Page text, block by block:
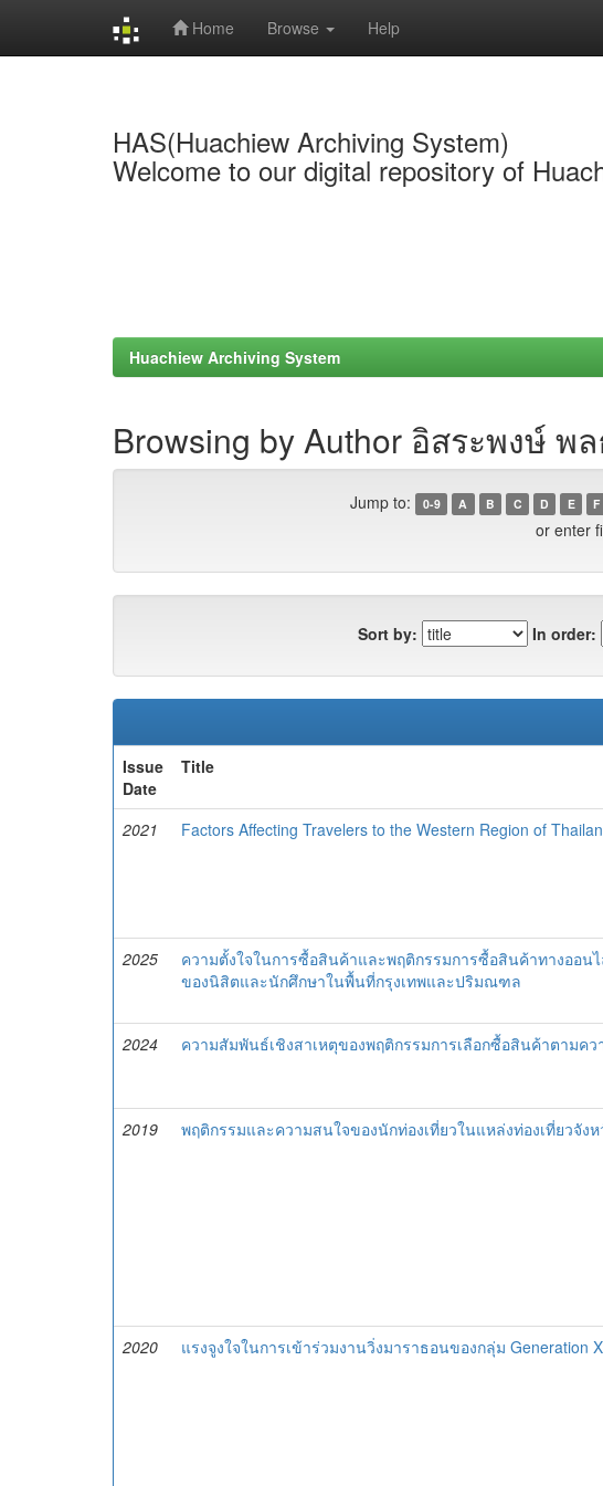
Home Browse Help
HAS(Huachiew Archiving System)
Welcome to our digital repository of
Huachiew Archiving System
Browsing by Author อิสระพงษ์ พ
Jump to: 0-9 A B C D E F
or enter
Sort by: In order:
Issue
Date
Title
2021 Factors Affecting Travelers to the Western Region of
2025
ความตั้งใจในการซื้อสินค้าและพฤติกรรมการซื้อสินค้าทางออ
ของนิสิตและนักศึกษาในพื้นที่กรุงเทพและปริมณฑล
2024
ความสัมพันธ์เชิงสาเหตุของพฤติกรรมการเลือกซื้อสินค้าตามคว
2019
พฤติกรรมและความสนใจของนักท่องเที่ยวในแหล่งท่องเที่ยวจัง
2020
แรงจูงใจในการเข้าร่วมงานวิ่งมาราธอนของกลุ่ม Generation X